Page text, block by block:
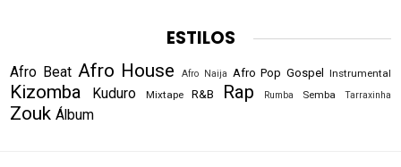
ESTILOS
Afro Beat Afro House Afro Naija Afro Pop Gospel Instrumental
Kizomba Kuduro Mixtape R&B Rap Rumba Semba Tarraxinha
Zouk Álbum